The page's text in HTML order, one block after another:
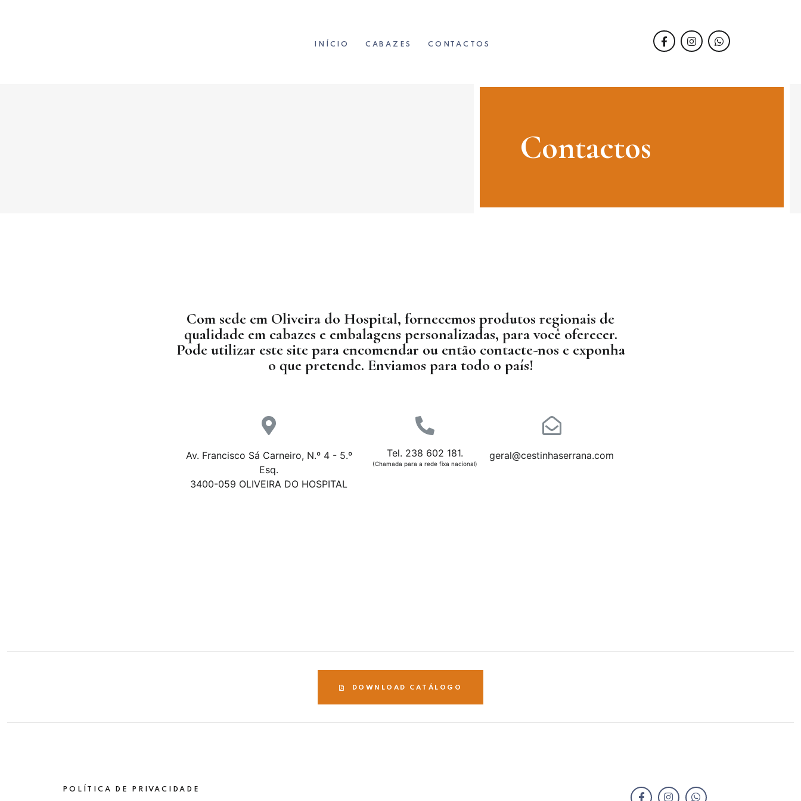
INÍCIO CABAZES CONTACTOS
Contactos
Com sede em Oliveira do Hospital, fornecemos produtos regionais de
qualidade em cabazes e embalagens personalizadas, para você oferecer.
Pode utilizar este site para encomendar ou então contacte-nos e exponha
o que pretende. Enviamos para todo o país!
Av. Francisco Sá Carneiro, N.º 4 - 5.º
Esq.
3400-059 OLIVEIRA DO HOSPITAL
Tel. 238 602 181.
(Chamada para a rede fixa nacional)
geral@cestinhaserrana.com
DOWNLOAD CATÁLOGO
POLÍTICA DE PRIVACIDADE